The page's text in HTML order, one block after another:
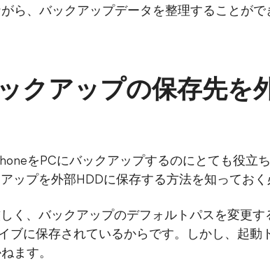
ら、バックアップデータを整理することがで
クアップの保存先を
をPCにバックアップするのにとても役立ち
ップを外部HDDに保存する方法を知っておく
く、バックアップのデフォルトパスを変更
ブに保存されているからです。しかし、起
ます。